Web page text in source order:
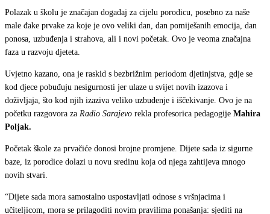
/
Pedagogica
Poljak
za
Radiosarajevo.ba:
Olakšajte
svom
djetetu
polazak
u
školu
Polazak u školu je značajan događaj za cijelu porodicu, posebno za naše
male đake prvake za koje je ovo veliki dan, dan pomiješanih emocija, dan
ponosa, uzbuđenja i strahova, ali i novi početak. Ovo je veoma značajna
faza u razvoju djeteta.
Uvjetno kazano, ona je raskid s bezbrižnim periodom djetinjstva, gdje se
kod djece pobuđuju nesigurnosti jer ulaze u svijet novih izazova i
doživljaja, što kod njih izaziva veliko uzbuđenje i iščekivanje. Ovo je na
početku razgovora za Radio Sarajevo rekla profesorica pedagogije Mahira
Poljak.
Početak škole za prvačiće donosi brojne promjene. Dijete sada iz sigurne
baze, iz porodice dolazi u novu sredinu koja od njega zahtijeva mnogo
novih stvari.
“Dijete sada mora samostalno uspostavljati odnose s vršnjacima i
učiteljicom, mora se prilagoditi novim pravilima ponašanja: sjediti na